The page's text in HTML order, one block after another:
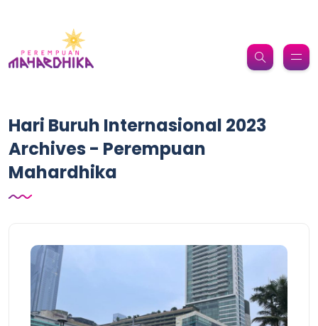
Hari Buruh Internasional 2023
Archives - Perempuan
Mahardhika